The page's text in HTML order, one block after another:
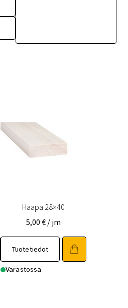
Haapa 28×40
5,00€ / jm
Tuotetiedot
tuotteella
onVarastossa